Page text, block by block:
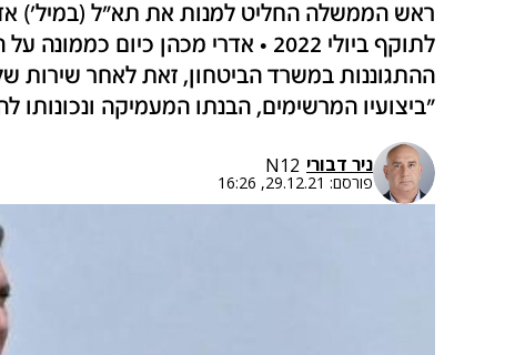
ראש הממשלה החליט למנות את תא"ל (במיל')
לתוקף ביולי 2022 • אדרי מכהן כיום
"ביצועיו המרשימים, הבנתו המעמיקה ונכונותו
ניר דבורי N12
פורסם: 29.12.21, 16:26